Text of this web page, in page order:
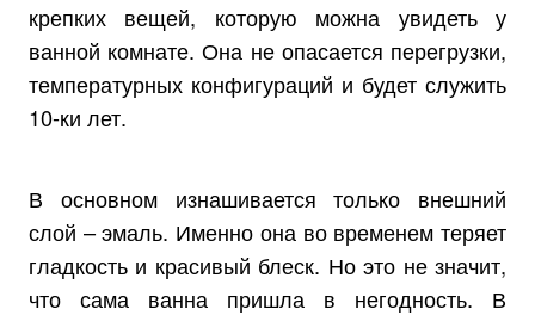
крепких вещей, которую можна увидеть у
ванной комнате. Она не опасается перегрузки,
температурных конфигураций и будет служить
10-ки лет.
В основном изнашивается только внешний
слой – эмаль. Именно она во временем теряет
гладкость и красивый блеск. Но это не значит,
что сама ванна пришла в негодность. В